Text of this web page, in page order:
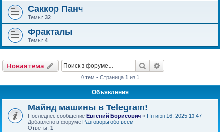
Саккор Панч
Темы: 32
Фракталы
Темы: 4
Новая тема Поиск
0 тем • Страница 1 из 1
Объявления
Майнд машины в Telegram!
Последнее сообщение Евгений Борисович « Пн июн 16, 2025 13:47
Добавлено в форуме Разговоры обо всем
Ответы: 1